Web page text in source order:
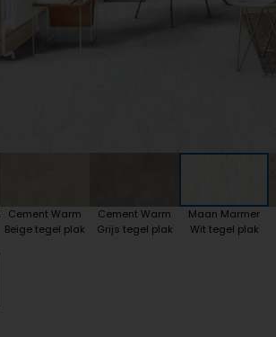
Cement Warm
Beige tegel plak
Cement Warm
Grijs tegel plak
Maan Marmer
Wit tegel plak